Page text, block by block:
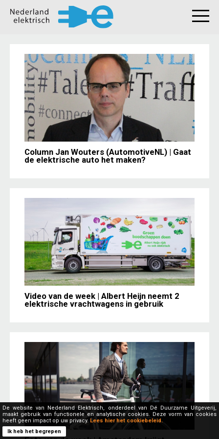
Column Jan Wouters (AutomotiveNL) | Gaat
de elektrische auto het maken?
Video van de week | Albert Heijn neemt 2
elektrische vrachtwagens in gebruik
De website van Nederland Elektrisch, onderdeel van Dé Duurzame Uitgeverij,
maakt gebruik van functionele en analytische cookies. Deze vorm van cookies
heeft geen impact op uw privacy. Lees hier het cookiebeleid.
Ik heb het begrepen